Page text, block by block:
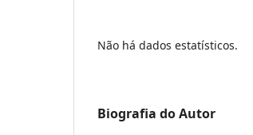
Não há dados estatísticos.
Biografia do Autor